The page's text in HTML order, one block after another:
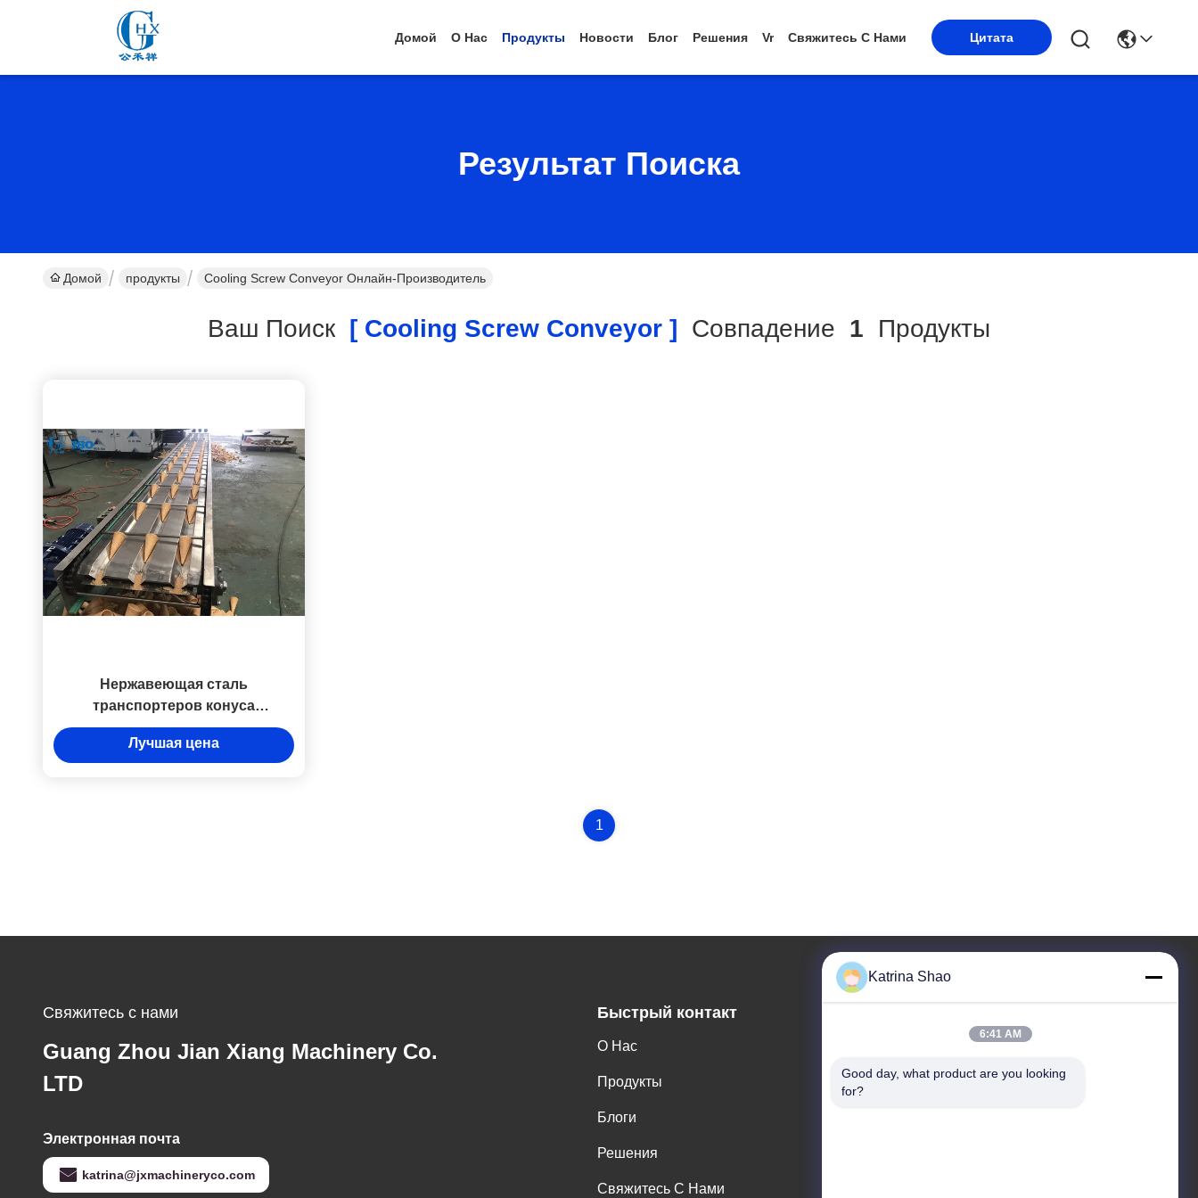
Домой О Нас Продукты Новости Блог Решения Vr Свяжитесь С Нами Цитата
Результат Поиска
Домой продукты Cooling Screw Conveyor Онлайн-Производитель
Ваш Поиск [ Cooling Screw Conveyor ] Совпадение 1 Продукты
Нержавеющая сталь
транспортеров конуса
мороженого охлаждая, охлаждая
системы транспортера
Лучшая цена
1
Свяжитесь с нами
Guang Zhou Jian Xiang Machinery Co.
LTD
Электронная почта
katrina@jxmachineryco.com
Быстрый контакт
О Нас
Продукты
Блоги
Решения
Свяжитесь С Нами
No 102, здание No 3, улица Qiaotouwei, деревня
Sanshan, улица Shawan, район Panyu, город
Katrina Shao
6:41 AM
Good day, what product are you looking
for?